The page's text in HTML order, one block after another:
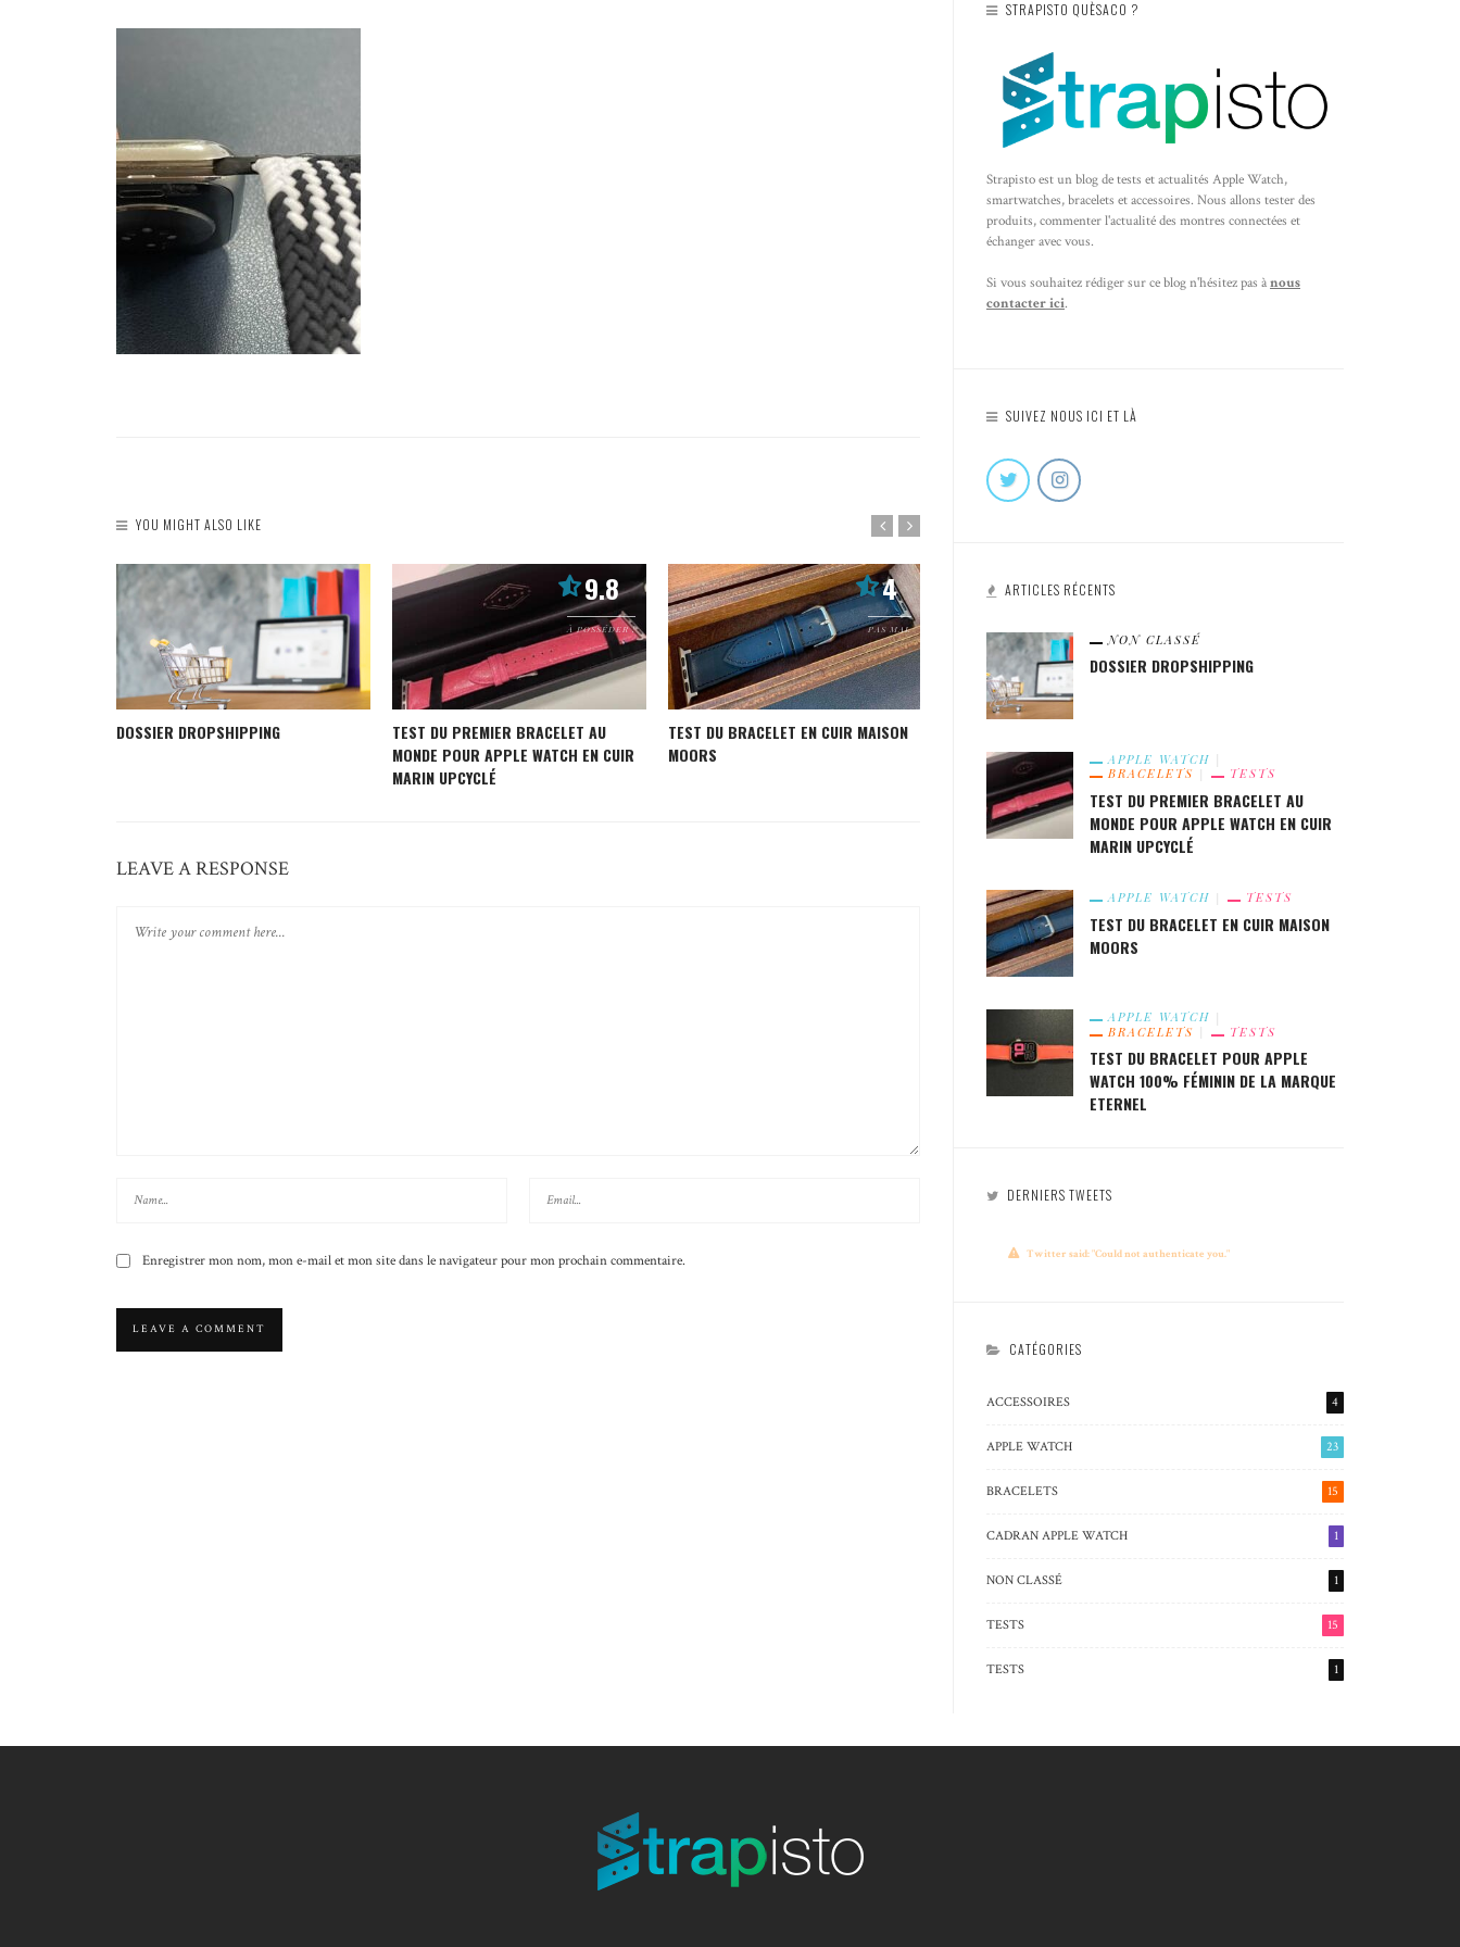
YOU MIGHT ALSO LIKE
DOSSIER DROPSHIPPING
9.8
À POSSÉDER !
TEST DU PREMIER BRACELET AU
MONDE POUR APPLE WATCH EN CUIR
MARIN UPCYCLÉ
4
PAS MAL
TEST DU BRACELET EN CUIR MAISON
MOORS
WATCH 100% FÉMININ DE LA MARQUE
ETERNEL
APPLE WATCH ?
LEAVE A RESPONSE
Enregistrer mon nom, mon e-mail et mon site dans le navigateur pour mon prochain commentaire.
STRAPISTO QUÈSACO ?
Strapisto est un blog de tests et actualités Apple Watch,
smartwatches, bracelets et accessoires. Nous allons tester des
produits, commenter l'actualité des montres connectées et
échanger avec vous.
Si vous souhaitez rédiger sur ce blog n'hésitez pas ànous
contacter ici.
SUIVEZ NOUS ICI ET LÀ
ARTICLES RÉCENTS
NON CLASSÉ
DOSSIER DROPSHIPPING
APPLE WATCH
BRACELETS
TESTS
TEST DU PREMIER BRACELET AU
MONDE POUR APPLE WATCH EN CUIR
MARIN UPCYCLÉ
APPLE WATCH TESTS
TEST DU BRACELET EN CUIR MAISON
MOORS
APPLE WATCH
BRACELETS
TESTS
TEST DU BRACELET POUR APPLE
WATCH 100% FÉMININ DE LA MARQUE
ETERNEL
DERNIERS TWEETS
Twitter said: "Could not authenticate you."
CATÉGORIES
ACCESSOIRES 4
APPLE WATCH 23
BRACELETS 15
CADRAN APPLE WATCH 1
NON CLASSÉ 1
TESTS 15
TESTS 1